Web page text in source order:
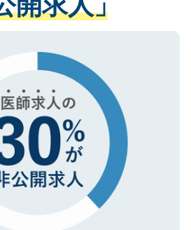
シーマークを取得済みです。
いた個人情報は、SSL（デー
に関してもご安心ください。
長期的なサポートが可能です
登録ください。